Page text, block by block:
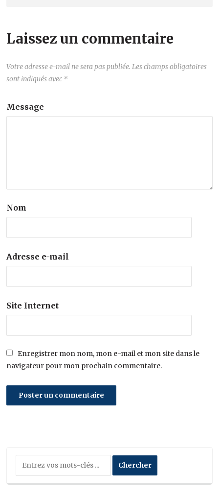
Laissez un commentaire
Votre adresse e-mail ne sera pas publiée. Les champs obligatoires
sont indiqués avec *
Message
Nom
Adresse e-mail
Site Internet
Enregistrer mon nom, mon e-mail et mon site dans le
navigateur pour mon prochain commentaire.